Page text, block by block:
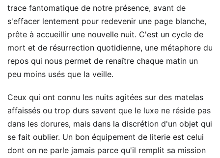
trace fantomatique de notre présence, avant de
s'effacer lentement pour redevenir une page blanche,
prête à accueillir une nouvelle nuit. C'est un cycle de
mort et de résurrection quotidienne, une métaphore du
repos qui nous permet de renaître chaque matin un
peu moins usés que la veille.
Ceux qui ont connu les nuits agitées sur des matelas
affaissés ou trop durs savent que le luxe ne réside pas
dans les dorures, mais dans la discrétion d'un objet qui
se fait oublier. Un bon équipement de literie est celui
dont on ne parle jamais parce qu'il remplit sa mission